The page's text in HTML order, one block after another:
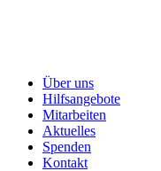
Über uns
Hilfsangebote
Mitarbeiten
Aktuelles
Spenden
Kontakt